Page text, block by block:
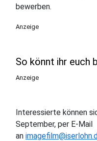
bewerben.
Anzeige
So könnt ihr euch
Anzeige
Interessierte können
September, per E-Mail
an